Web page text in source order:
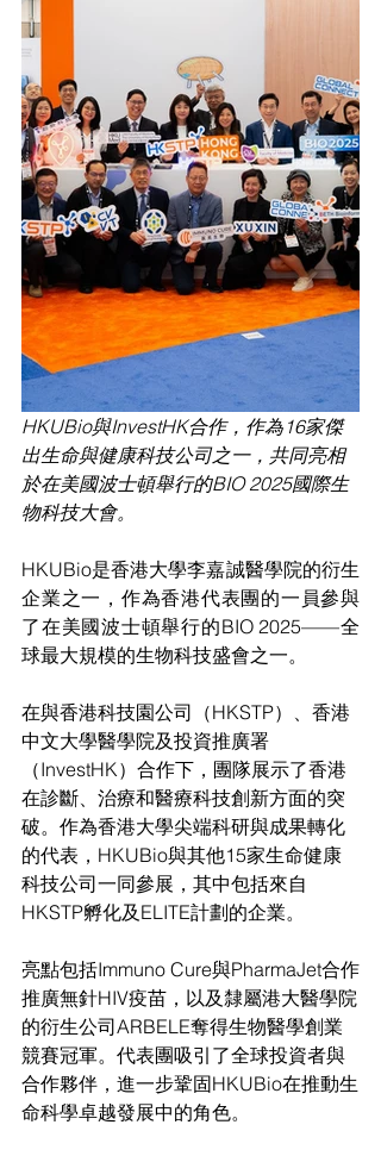
HKUBio與InvestHK合作，作為16家傑
出生命與健康科技公司之一，共同亮相
於在美國波士頓舉行的BIO 2025國際生
物科技大會。
HKUBio是香港大學李嘉誠醫學院的衍生
企業之一，作為香港代表團的一員參與
了在美國波士頓舉行的BIO 2025——全
球最大規模的生物科技盛會之一。
在與香港科技園公司（HKSTP）、香港
中文大學醫學院及投資推廣署
（InvestHK）合作下，團隊展示了香港
在診斷、治療和醫療科技創新方面的突
破。作為香港大學尖端科研與成果轉化
的代表，HKUBio與其他15家生命健康
科技公司一同參展，其中包括來自
HKSTP孵化及ELITE計劃的企業。
亮點包括Immuno Cure與PharmaJet合作
推廣無針HIV疫苗，以及隸屬港大醫學院
的衍生公司ARBELE奪得生物醫學創業
競賽冠軍。代表團吸引了全球投資者與
合作夥伴，進一步鞏固HKUBio在推動生
命科學卓越發展中的角色。